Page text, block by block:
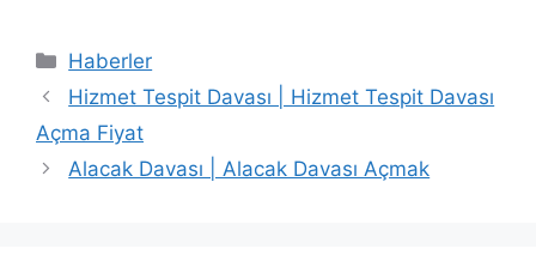
Kategoriler
Haberler
Hizmet Tespit Davası | Hizmet Tespit Davası
Açma Fiyat
Alacak Davası | Alacak Davası Açmak